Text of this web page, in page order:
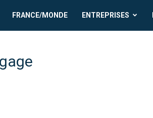
FRANCE/MONDE ENTREPRISES